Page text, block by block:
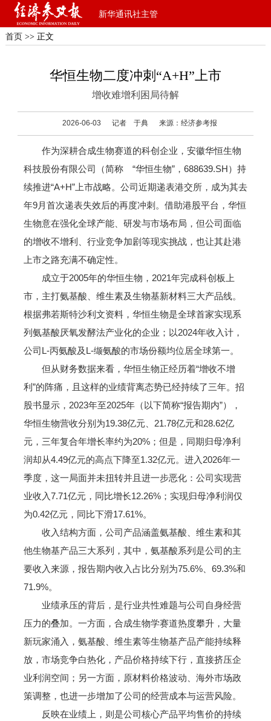
新华通讯社主管
首页 >> 正文
华恒生物二度冲刺“A+H”上市
增收难增利困局待解
2026-06-03 记者 于典 来源：经济参考报
作为深耕合成生物赛道的科创企业，安徽华恒生物
科技股份有限公司（简称 “华恒生物”，688639.SH）持
续推进“A+H”上市战略。公司近期递表港交所，成为其去
年9月首次递表失效后的再度冲刺。借助港股平台，华恒
生物意在强化全球产能、研发与市场布局，但公司面临
的增收不增利、行业竞争加剧等现实挑战，也让其赴港
上市之路充满不确定性。
成立于2005年的华恒生物，2021年完成科创板上
市，主打氨基酸、维生素及生物基新材料三大产品线。
根据弗若斯特沙利文资料，华恒生物是全球首家实现系
列氨基酸厌氧发酵法产业化的企业；以2024年收入计，
公司L-丙氨酸及L-缬氨酸的市场份额均位居全球第一。
但从财务数据来看，华恒生物正经历着“增收不增
利”的阵痛，且这样的业绩背离态势已经持续了三年。招
股书显示，2023年至2025年（以下简称“报告期内”），
华恒生物营收分别为19.38亿元、21.78亿元和28.62亿
元，三年复合年增长率约为20%；但是，同期归母净利
润却从4.49亿元的高点下降至1.32亿元。进入2026年一
季度，这一局面并未扭转并且进一步恶化：公司实现营
业收入7.71亿元，同比增长12.26%；实现归母净利润仅
为0.42亿元，同比下滑17.61%。
收入结构方面，公司产品涵盖氨基酸、维生素和其
他生物基产品三大系列，其中，氨基酸系列是公司的主
要收入来源，报告期内收入占比分别为75.6%、69.3%和
71.9%。
业绩承压的背后，是行业共性难题与公司自身经营
压力的叠加。一方面，合成生物学赛道热度攀升，大量
新玩家涌入，氨基酸、维生素等生物基产品产能持续释
放，市场竞争白热化，产品价格持续下行，直接挤压企
业利润空间；另一方面，原材料价格波动、海外市场政
策调整，也进一步增加了公司的经营成本与运营风险。
反映在业绩上，则是公司核心产品平均售价的持续